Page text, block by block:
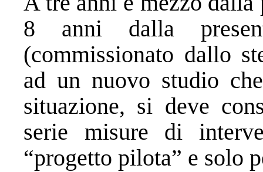
8 anni dalla
(commissionato dallo
ad un nuovo studio
situazione, si deve
serie misure di
“progetto pilota” e solo